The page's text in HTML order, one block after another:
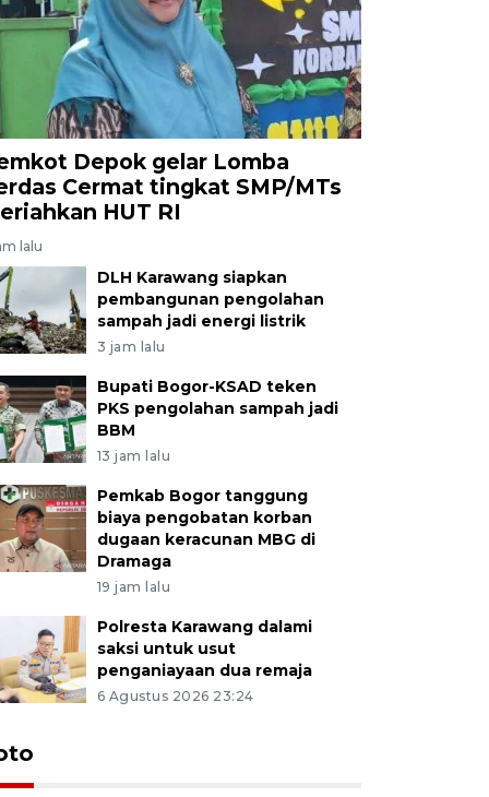
Depok gelar Lomba
Cermat tingkat SMP/MTs
HUT RI
lalu
DLH Karawang siapkan
pembangunan pengolahan
sampah jadi energi listrik
3 jam lalu
Bupati Bogor-KSAD teken
PKS pengolahan sampah jadi
BBM
13 jam lalu
Pemkab Bogor tanggung
biaya pengobatan korban
dugaan keracunan MBG di
Dramaga
19 jam lalu
Polresta Karawang dalami
saksi untuk usut
penganiayaan dua remaja
6 Agustus 2026 23:24